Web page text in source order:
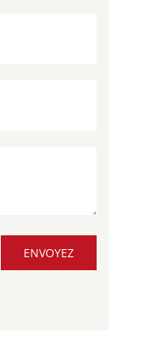
ENVOYEZ